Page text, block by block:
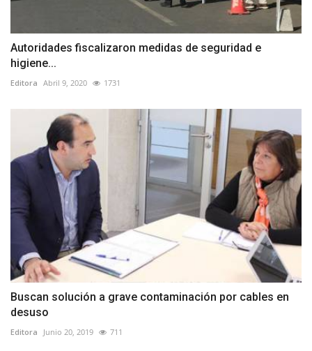
Autoridades fiscalizaron medidas de seguridad e
higiene...
Editora Abril 9, 2020 1731
Buscan solución a grave contaminación por cables en
desuso
Editora Junio 20, 2019 711